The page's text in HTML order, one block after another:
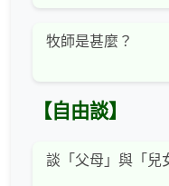
牧師是甚麼？
【自由談】
談「父母」與「兒